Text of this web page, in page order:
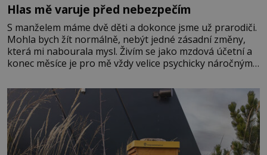
Hlas mě varuje před nebezpečím
S manželem máme dvě děti a dokonce jsme už prarodiči.
Mohla bych žít normálně, nebýt jedné zásadní změny,
která mi nabourala mysl. Živím se jako mzdová účetní a
konec měsíce je pro mě vždy velice psychicky náročným
dál častěji volá o pomoc, co se hlídání týče. Dalo by se